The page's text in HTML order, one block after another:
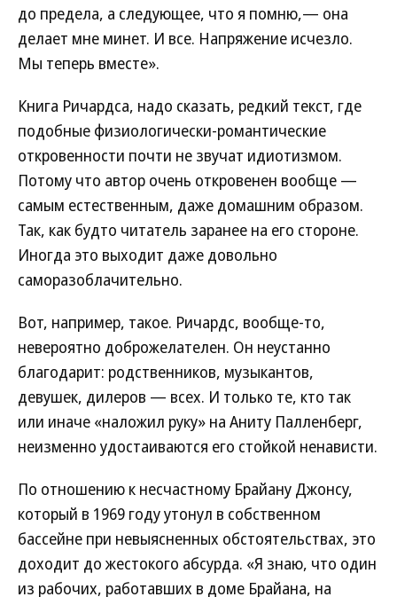
до предела, а следующее, что я помню,— она
делает мне минет. И все. Напряжение исчезло.
Мы теперь вместе».
Книга Ричардса, надо сказать, редкий текст, где
подобные физиологически-романтические
откровенности почти не звучат идиотизмом.
Потому что автор очень откровенен вообще —
самым естественным, даже домашним образом.
Так, как будто читатель заранее на его стороне.
Иногда это выходит даже довольно
саморазоблачительно.
Вот, например, такое. Ричардс, вообще-то,
невероятно доброжелателен. Он неустанно
благодарит: родственников, музыкантов,
девушек, дилеров — всех. И только те, кто так
или иначе «наложил руку» на Аниту Палленберг,
неизменно удостаиваются его стойкой ненависти.
По отношению к несчастному Брайану Джонсу,
который в 1969 году утонул в собственном
бассейне при невыясненных обстоятельствах, это
доходит до жестокого абсурда. «Я знаю, что один
из рабочих, работавших в доме Брайана, на